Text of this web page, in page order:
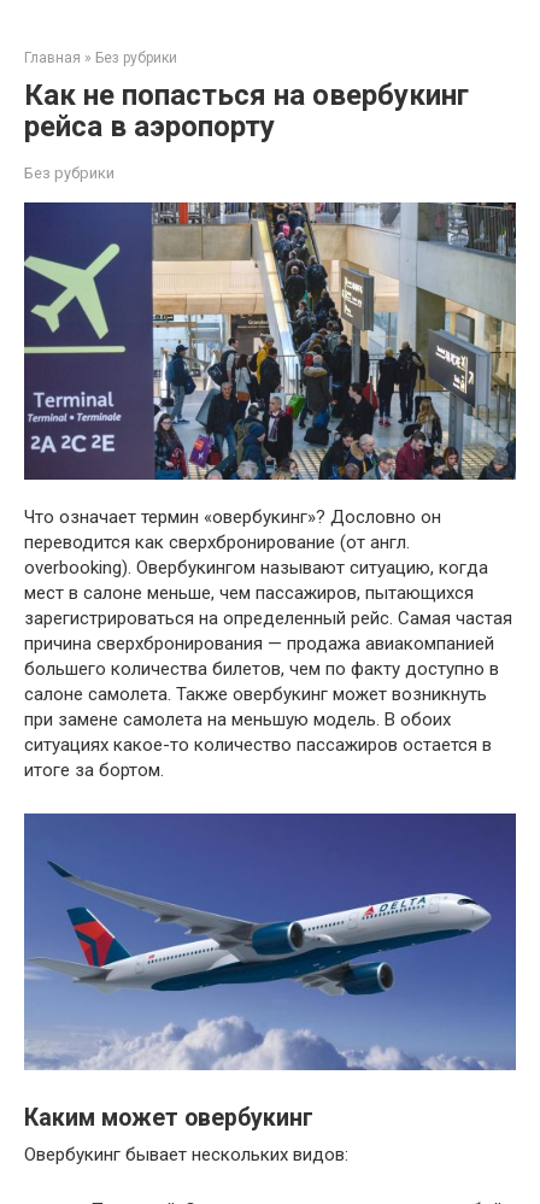
контенту
Главная » Без рубрики
Как не попасться на овербукинг
рейса в аэропорту
Без рубрики
Что означает термин «овербукинг»? Дословно он
переводится как сверхбронирование (от англ.
overbooking). Овербукингом называют ситуацию, когда
мест в салоне меньше, чем пассажиров, пытающихся
зарегистрироваться на определенный рейс. Самая частая
причина сверхбронирования — продажа авиакомпанией
большего количества билетов, чем по факту доступно в
салоне самолета. Также овербукинг может возникнуть
при замене самолета на меньшую модель. В обоих
ситуациях какое-то количество пассажиров остается в
итоге за бортом.
Каким может овербукинг
Овербукинг бывает нескольких видов: